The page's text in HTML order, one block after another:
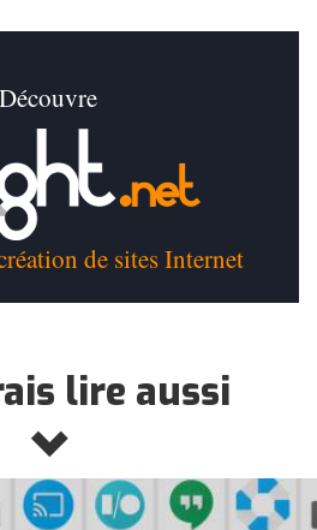
Découvre
de sites Internet
lire aussi